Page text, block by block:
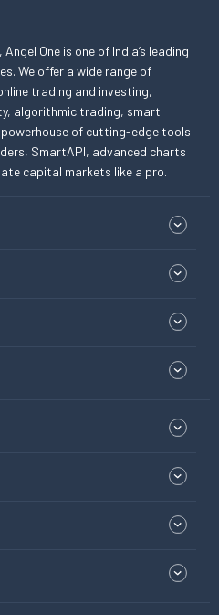
One is one of India’s leading
We offer a wide range of
trading and investing,
algorithmic trading, smart
of cutting-edge tools
SmartAPI, advanced charts
capital markets like a pro.